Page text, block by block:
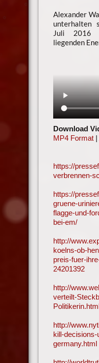
Alexander
unterhalten
Juli 2016
liegenden
Download
MP4 Format|
https://
verbrennen-
https://
gruene-
flagge-und-
bei-em/
http://
koelns-ob-
preis-fuer-
24201392
http://
verteilt-
http://
kill-
germany.html